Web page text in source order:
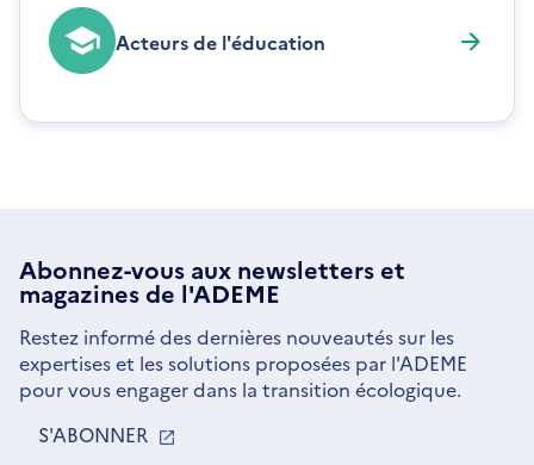
Acteurs de l'éducation
Abonnez-vous aux newsletterset
magazines de l'ADEME
Restez informé des dernières nouveautés sur les
expertises et les solutions proposées par l'ADEME
pour vous engager dans la transition écologique.
S'ABONNER